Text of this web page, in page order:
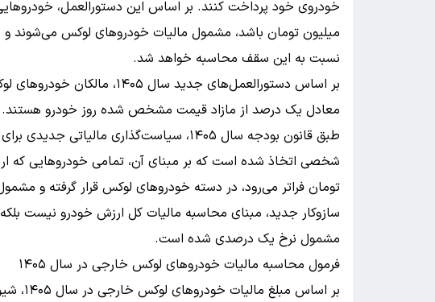
میلیون تومان باشد، مشمول مالیات خودروهای لوکس می‌شوند و
نسبت به این سقف محاسبه خواهد شد.
بر اساس دستورالعمل‌های جدید
معادل یک درصد از مازاد قیمت مشخص‌ شده روز خودرو هستند.
طبق قانون بودجه سال ۱۴۰۵، سیاست‌گذاری
تومان فراتر می‌رود، در دسته خودروهای لوکس قرار گرفته و
مشمول نرخ یک درصدی شده است.
فرمول محاسبه مالیات خودروهای لوکس خارجی در سال ۱۴۰۵
بر اساس